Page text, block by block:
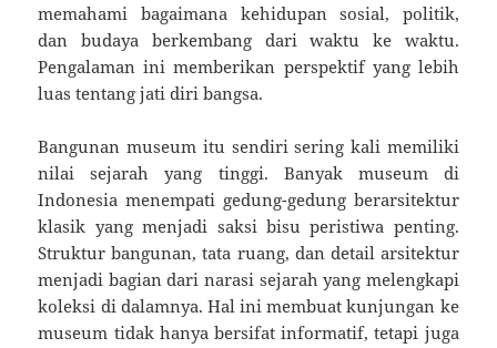
memahami bagaimana kehidupan sosial, politik,
dan budaya berkembang dari waktu ke waktu.
Pengalaman ini memberikan perspektif yang lebih
luas tentang jati diri bangsa.
Bangunan museum itu sendiri sering kali memiliki
nilai sejarah yang tinggi. Banyak museum di
Indonesia menempati gedung-gedung berarsitektur
klasik yang menjadi saksi bisu peristiwa penting.
Struktur bangunan, tata ruang, dan detail arsitektur
menjadi bagian dari narasi sejarah yang melengkapi
koleksi di dalamnya. Hal ini membuat kunjungan ke
museum tidak hanya bersifat informatif, tetapi juga